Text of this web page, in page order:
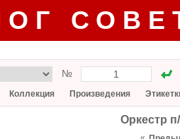
№
Коллекция Произведения
Оркестр